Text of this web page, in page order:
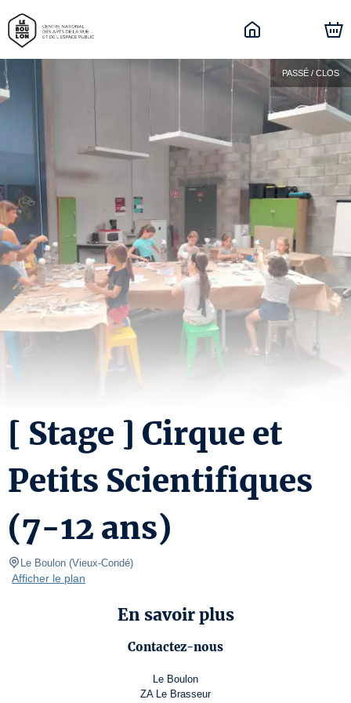
PASSÉ / CLOS
[ Stage ] Cirque et
Petits Scientifiques
(7-12 ans)
Le Boulon (Vieux-Condé)
Afficher le plan
En savoir plus
Contactez-nous
Le Boulon
ZA Le Brasseur